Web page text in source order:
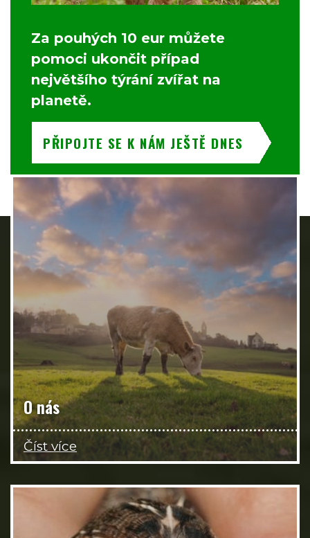
Za pouhých 10 eur můžete
pomoci ukončit případ
největšího týrání zvířat na
planetě.
PŘIPOJTE SE K NÁM JEŠTĚ DNES
O nás
Číst více